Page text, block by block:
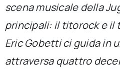
per:
Newsletter
scena musicale della
principali: il titorock e il
Eric Gobetti ci guida in
attraversa quattro